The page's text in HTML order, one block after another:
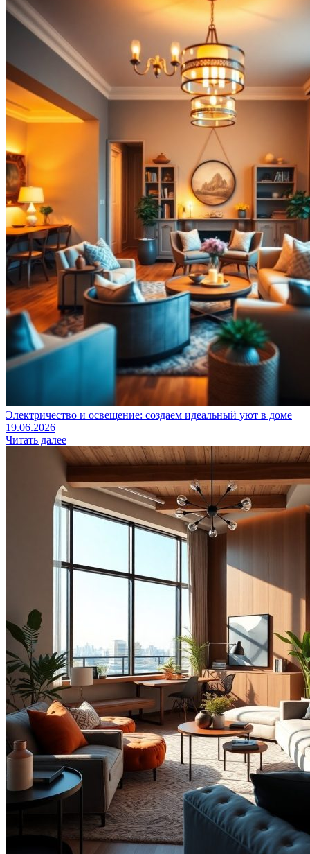
Электричество и освещение: создаем идеальный уют в доме
19.06.2026
Читать далее